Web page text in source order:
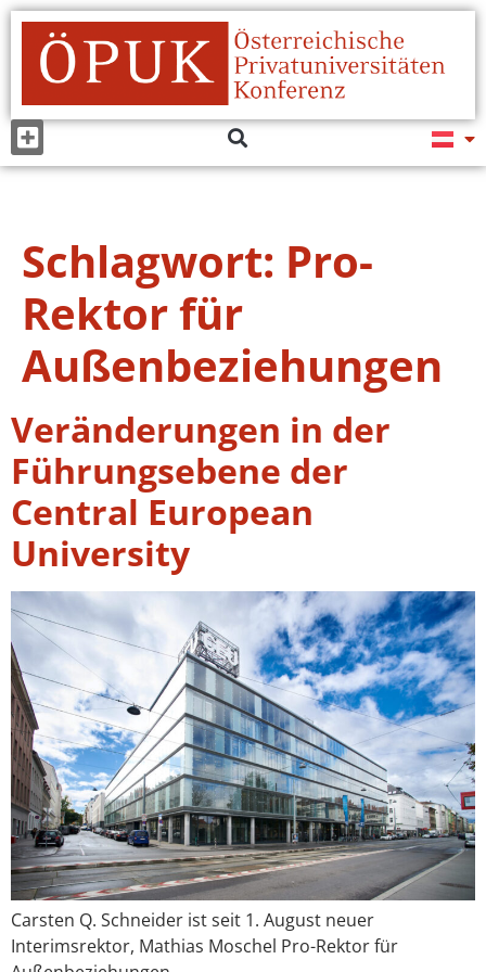
Schlagwort: Pro-
Rektor für
Außenbeziehungen
Veränderungen in der
Führungsebene der
Central European
University
Carsten Q. Schneider ist seit 1. August neuer
Interimsrektor, Mathias Moschel Pro-Rektor für